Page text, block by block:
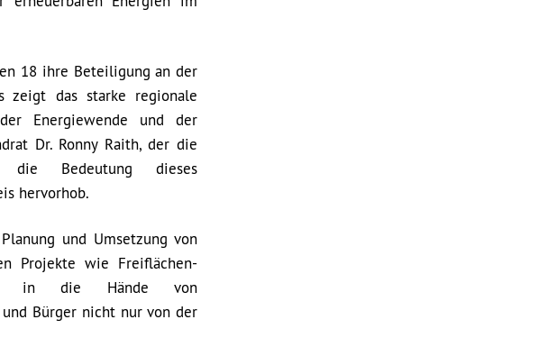
18 ihre Beteiligung an der
zeigt das starke regionale
Energiewende und der
Dr. Ronny Raith, der die
die Bedeutung dieses
hervorhob.
und Umsetzung von
Projekte wie Freiflächen-
in die Hände von
Bürger nicht nur von der